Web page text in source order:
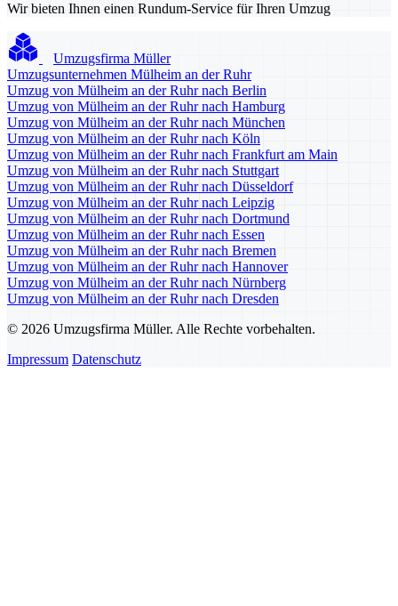
Wir bieten Ihnen einen Rundum-Service für Ihren Umzug
Umzugsfirma Müller
Umzugsunternehmen Mülheim an der Ruhr
Umzug von Mülheim an der Ruhr nach Berlin
Umzug von Mülheim an der Ruhr nach Hamburg
Umzug von Mülheim an der Ruhr nach München
Umzug von Mülheim an der Ruhr nach Köln
Umzug von Mülheim an der Ruhr nach Frankfurt am Main
Umzug von Mülheim an der Ruhr nach Stuttgart
Umzug von Mülheim an der Ruhr nach Düsseldorf
Umzug von Mülheim an der Ruhr nach Leipzig
Umzug von Mülheim an der Ruhr nach Dortmund
Umzug von Mülheim an der Ruhr nach Essen
Umzug von Mülheim an der Ruhr nach Bremen
Umzug von Mülheim an der Ruhr nach Hannover
Umzug von Mülheim an der Ruhr nach Nürnberg
Umzug von Mülheim an der Ruhr nach Dresden
© 2026 Umzugsfirma Müller. Alle Rechte vorbehalten.
Impressum Datenschutz